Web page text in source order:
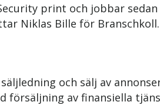
print och jobbar
Niklas Bille för Branschkoll.
och sälj av
försäljning av finansiella